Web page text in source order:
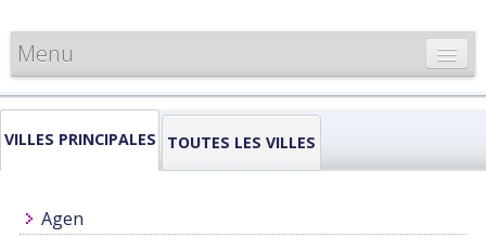
Menu
CARTE DE FRANCE
INFORMATIONS
VILLES PRINCIPALES TOUTES LES VILLES
Agen